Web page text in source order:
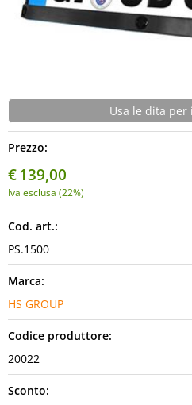
Spazzole Tergicristalli
Usa le dita
Prezzo:
€139,00
Iva esclusa (22%)
Cod. art.:
PS.1500
Marca:
HS GROUP
Codice produttore:
20022
Sconto: